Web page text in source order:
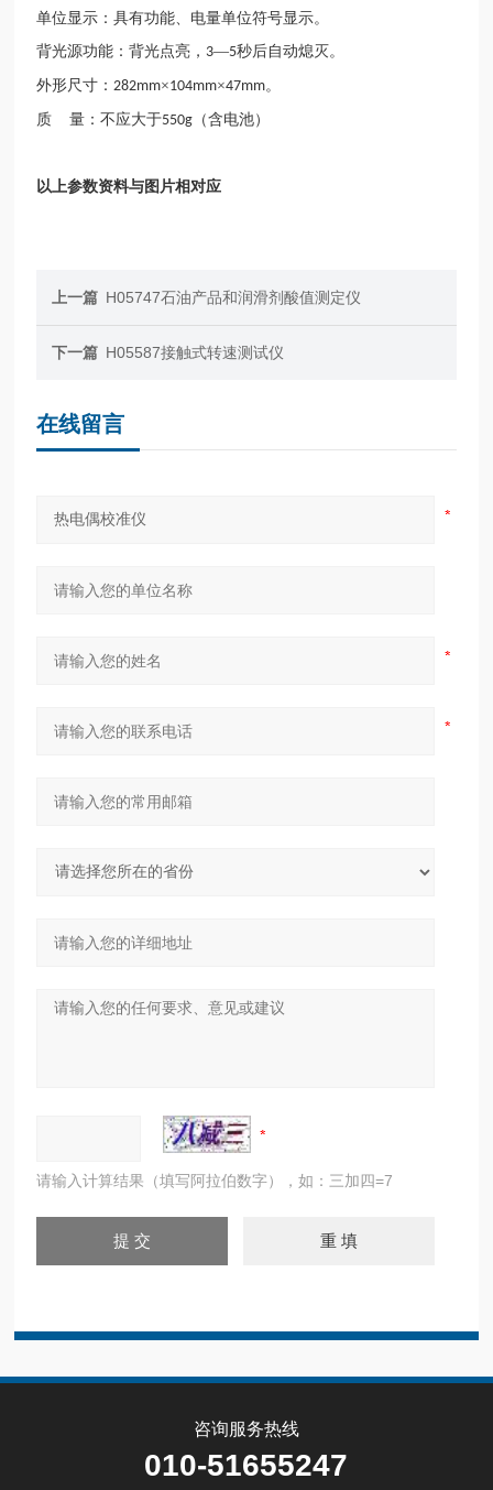
单位显示：具有功能、电量单位符号显示。
背光源功能：背光点亮， 3―5秒后自动熄灭。
外形尺寸： 282mm×104mm×47mm。
质 量：不应大于550g （含电池）
以上参数资料与图片相对应
上一篇 H05747石油产品和润滑剂酸值测定仪
下一篇 H05587接触式转速测试仪
在线留言
请输入计算结果（填写阿拉伯数字），如：三加四=7
咨询服务热线
010-51655247